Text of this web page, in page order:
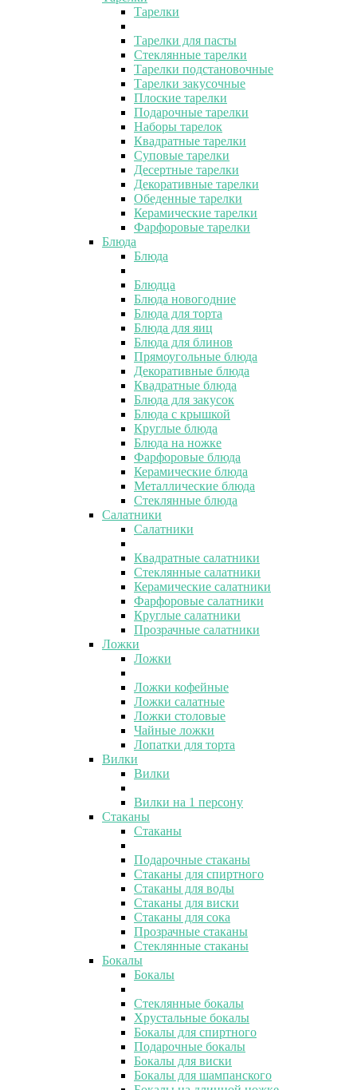
Тарелки
Тарелки для пасты
Стеклянные тарелки
Тарелки подстановочные
Тарелки закусочные
Плоские тарелки
Подарочные тарелки
Наборы тарелок
Квадратные тарелки
Суповые тарелки
Десертные тарелки
Декоративные тарелки
Обеденные тарелки
Керамические тарелки
Фарфоровые тарелки
Блюда
Блюда
Блюдца
Блюда новогодние
Блюда для торта
Блюда для яиц
Блюда для блинов
Прямоугольные блюда
Декоративные блюда
Квадратные блюда
Блюда для закусок
Блюда с крышкой
Круглые блюда
Блюда на ножке
Фарфоровые блюда
Керамические блюда
Металлические блюда
Стеклянные блюда
Салатники
Салатники
Квадратные салатники
Стеклянные салатники
Керамические салатники
Фарфоровые салатники
Круглые салатники
Прозрачные салатники
Ложки
Ложки
Ложки кофейные
Ложки салатные
Ложки столовые
Чайные ложки
Лопатки для торта
Вилки
Вилки
Вилки на 1 персону
Стаканы
Стаканы
Подарочные стаканы
Стаканы для спиртного
Стаканы для воды
Стаканы для виски
Стаканы для сока
Прозрачные стаканы
Стеклянные стаканы
Бокалы
Бокалы
Стеклянные бокалы
Хрустальные бокалы
Бокалы для спиртного
Подарочные бокалы
Бокалы для виски
Бокалы для шампанского